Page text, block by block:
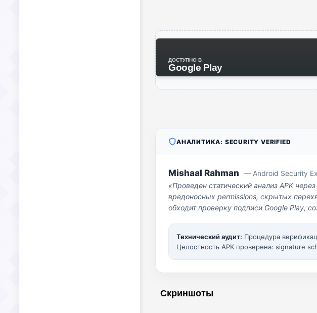
ДОСТУПНО В
Google Play
АНАЛИТИКА: SECURITY VERIFIED
Mishaal Rahman — Android Security
«Проведен статический анализ APK
вредоносных permissions, скрытых
обходит проверку подписи Google Play,
Технический аудит: Процедура
Целостность APK проверена: signature
Скриншоты